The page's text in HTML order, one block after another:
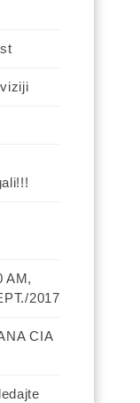
EARTH
O
AM,
2017
CIA